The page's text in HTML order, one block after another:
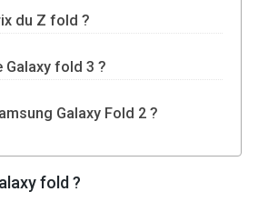
du Z fold ?
Galaxy fold 3 ?
Galaxy Fold 2 ?
fold ?